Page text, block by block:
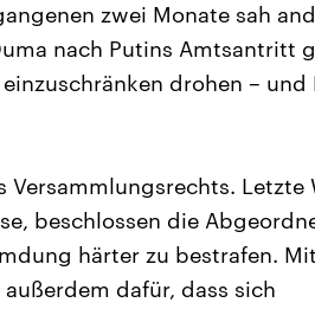
zwei Monate sah
nach Putins Amtsantritt
drohen –
Letzte
beschlossen die
härter zu bestrafen.
dafür, dass sich